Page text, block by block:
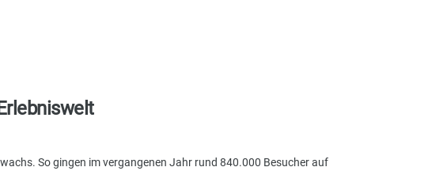
So gingen im vergangenen Jahr rund 840.000 Besucher auf